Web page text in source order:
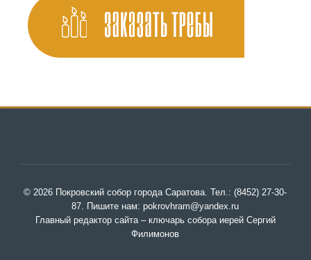
© 2026 Покровский собор города Саратова. Тел.: (8452) 27-30-
87. Пишите нам: pokrovhram@yandex.ru
Главный редактор сайта – ключарь собора иерей Сергий
Филимонов